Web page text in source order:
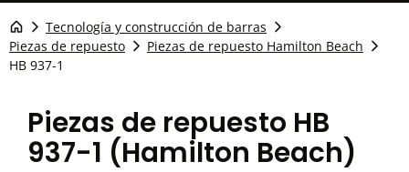
Tecnología y construcción de barras
Piezas de repuesto
Piezas de repuesto Hamilton Beach
HB 937-1
Piezas de repuesto HB
937-1 (Hamilton Beach)